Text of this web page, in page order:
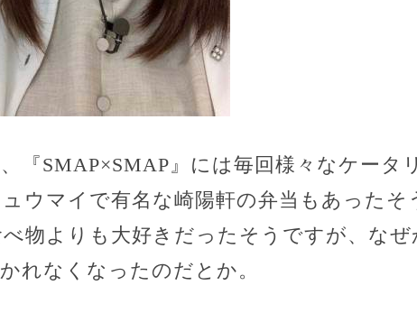
、『SMAP×SMAP』には毎回様々なケータ
ウマイで有名な崎陽軒の弁当もあったそ
物よりも大好きだったそうですが、な
れなくなったのだとか。